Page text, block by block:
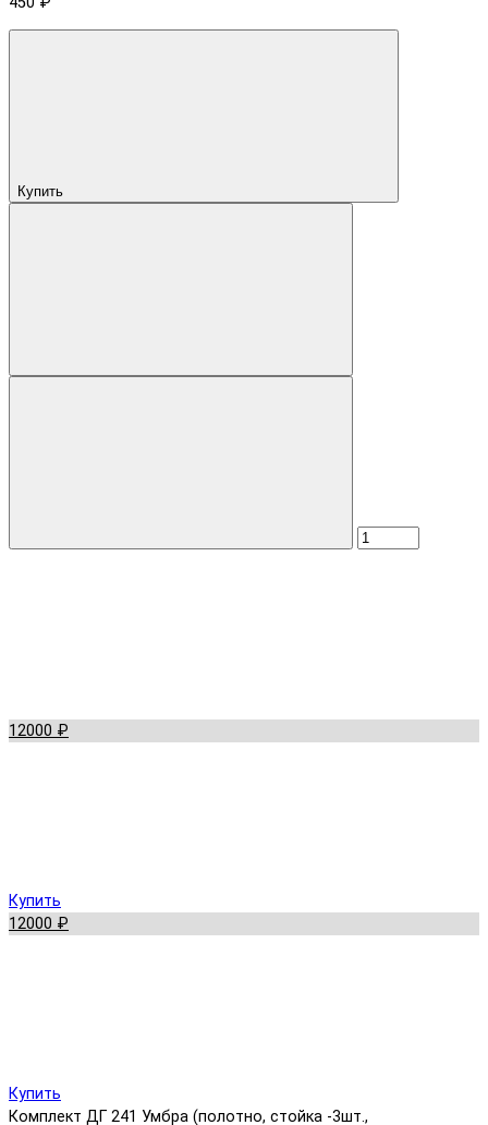
Купить
12000 ₽
Купить
12000 ₽
Купить
Комплект ДГ 241 Умбра (полотно, стойка -3шт.,